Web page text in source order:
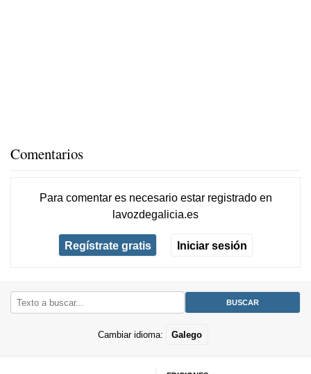
Comentarios
Para comentar es necesario estar registradoen
lavozdegalicia.es
Regístrate gratis Iniciar sesión
Cambiar idioma: Galego